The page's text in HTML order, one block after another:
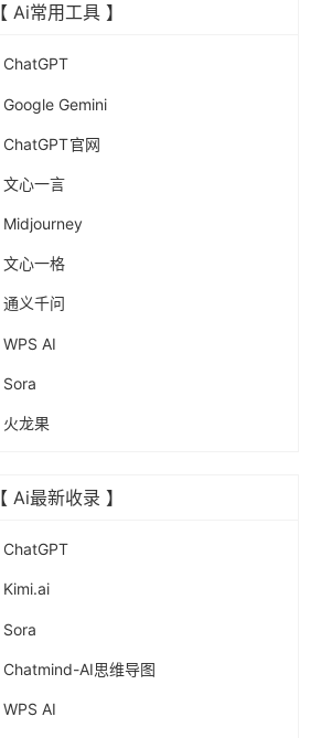
【 Ai常用工具 】
ChatGPT
‎Google Gemini
ChatGPT 官网
文心一言
Midjourney
文心一格
通义千问
WPS AI
Sora
火龙果
【 Ai最新收录 】
ChatGPT
Kimi.ai
Sora
Chatmind-AI思维导图
WPS AI